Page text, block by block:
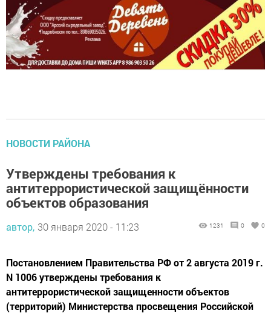
НОВОСТИ РАЙОНА
Утверждены требования к
антитеррористической защищённости
объектов образования
автор, 30 января 2020 - 11:23 1231 0 0
Постановлением Правительства РФ от 2 августа 2019 г.
N 1006 утверждены требования к
антитеррористической защищенности объектов
(территорий) Министерства просвещения Российской